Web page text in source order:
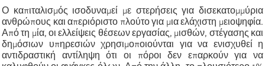
Ο καπιταλισμός ισοδυναμεί με στερήσεις για δισεκατομμύρια
ανθρώπους και απεριόριστο πλούτο για μια ελάχιστη μειοψηφία.
Από τη μία, οι ελλείψεις θέσεων εργασίας, μισθών, στέγασης και
δημόσιων υπηρεσιών χρησιμοποιούνται για να ενισχυθεί η
αντιδραστική αντίληψη ότι οι πόροι δεν επαρκούν για να